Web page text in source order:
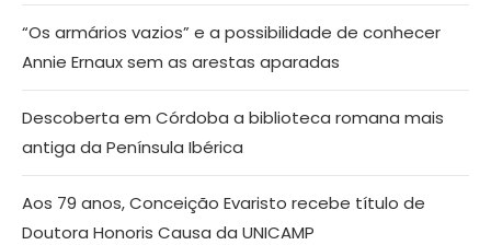
“Os armários vazios” e a possibilidade de conhecer
Annie Ernaux sem as arestas aparadas
Descoberta em Córdoba a biblioteca romana mais
antiga da Península Ibérica
Aos 79 anos, Conceição Evaristo recebe título de
Doutora Honoris Causa da UNICAMP